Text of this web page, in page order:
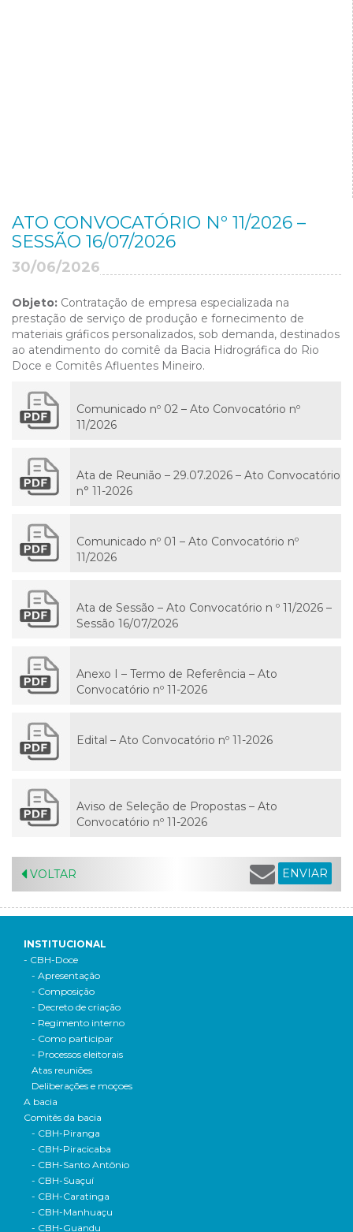
ATO CONVOCATÓRIO Nº 11/2026 –
SESSÃO 16/07/2026
30/06/2026
Objeto: Contratação de empresa especializada na
prestação de serviço de produção e fornecimento de
materiais gráficos personalizados, sob demanda, destinados
ao atendimento do comitê da Bacia Hidrográfica do Rio
Doce e Comitês Afluentes Mineiro.
Comunicado nº 02 – Ato Convocatório nº
11/2026
Ata de Reunião – 29.07.2026 – Ato Convocatório
n° 11-2026
Comunicado nº 01 – Ato Convocatório nº
11/2026
Ata de Sessão – Ato Convocatório n º 11/2026 –
Sessão 16/07/2026
Anexo I – Termo de Referência – Ato
Convocatório nº 11-2026
Edital – Ato Convocatório nº 11-2026
Aviso de Seleção de Propostas – Ato
Convocatório nº 11-2026
VOLTAR ENVIAR
INSTITUCIONAL
- CBH-Doce
- Apresentação
- Composição
- Decreto de criação
- Regimento interno
- Como participar
- Processos eleitorais
Atas reuniões
Deliberações e moçoes
A bacia
Comitês da bacia
- CBH-Piranga
- CBH-Piracicaba
- CBH-Santo Antônio
- CBH-Suaçuí
- CBH-Caratinga
- CBH-Manhuaçu
- CBH-Guandu